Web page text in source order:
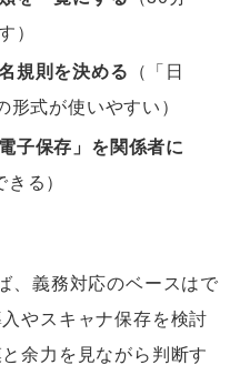
）
規則を決める （「日
式が使いやすい）
子保存」を関係者に
きる）
、義務対応のベースはで
やスキャナ保存を検討
余力を見ながら判断す